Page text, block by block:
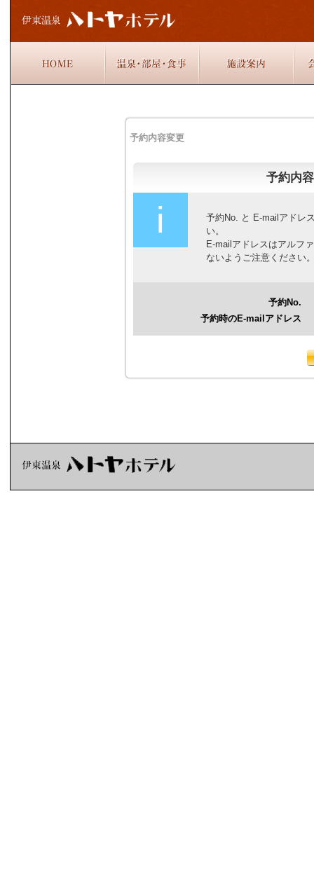
予約内容変更
予約内
i
予約No. と E-mailアドレ
い。
E-mailアドレスはアルフ
ないようご注意ください
予約No.
予約時のE-mailアドレス